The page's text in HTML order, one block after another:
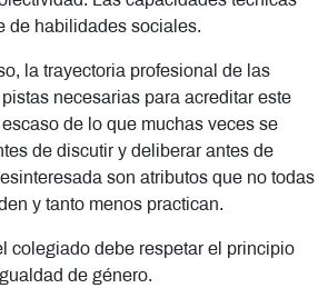
de habilidades sociales.
la trayectoria profesional de las
necesarias para acreditar este
de lo que muchas veces se
de discutir y deliberar antes de
son atributos que no todas
y tanto menos practican.
colegiado debe respetar el principio
de género.